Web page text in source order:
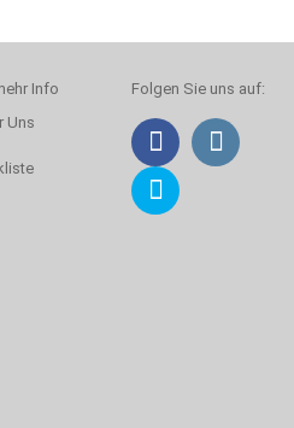
Info
Uns
Folgen Sie uns auf: